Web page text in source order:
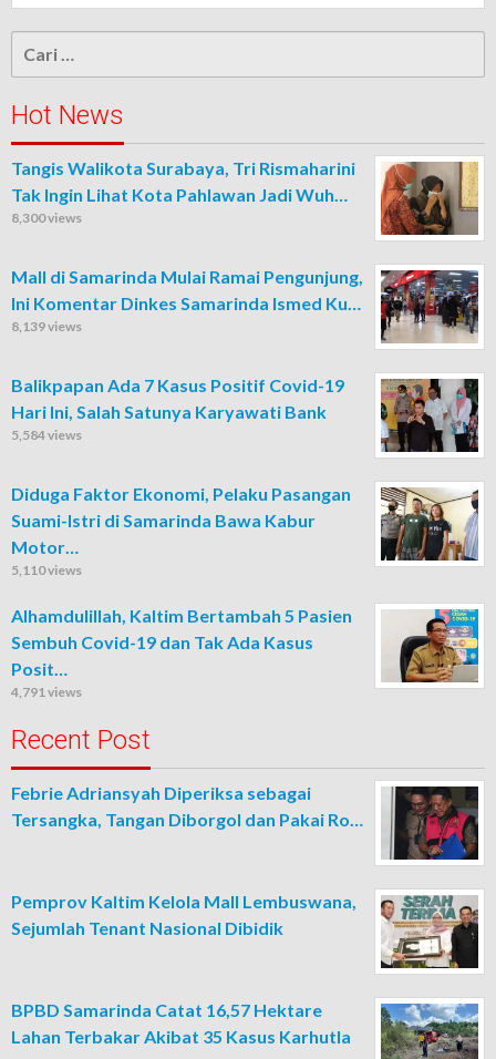
Cari
untuk:
Hot News
Tangis Walikota Surabaya, Tri Rismaharini
Tak Ingin Lihat Kota Pahlawan Jadi Wuh…
8,300 views
Mall di Samarinda Mulai Ramai Pengunjung,
Ini Komentar Dinkes Samarinda Ismed Ku…
8,139 views
Balikpapan Ada 7 Kasus Positif Covid-19
Hari Ini, Salah Satunya Karyawati Bank
5,584 views
Diduga Faktor Ekonomi, Pelaku Pasangan
Suami-Istri di Samarinda Bawa Kabur
Motor…
5,110 views
Alhamdulillah, Kaltim Bertambah 5 Pasien
Sembuh Covid-19 dan Tak Ada Kasus
Posit…
4,791 views
Recent Post
Febrie Adriansyah Diperiksa sebagai
Tersangka, Tangan Diborgol dan Pakai Ro…
Pemprov Kaltim Kelola Mall Lembuswana,
Sejumlah Tenant Nasional Dibidik
BPBD Samarinda Catat 16,57 Hektare
Lahan Terbakar Akibat 35 Kasus Karhutla